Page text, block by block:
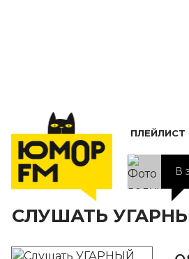
ПЛЕЙЛИСТ
В
СЛУШАТЬ